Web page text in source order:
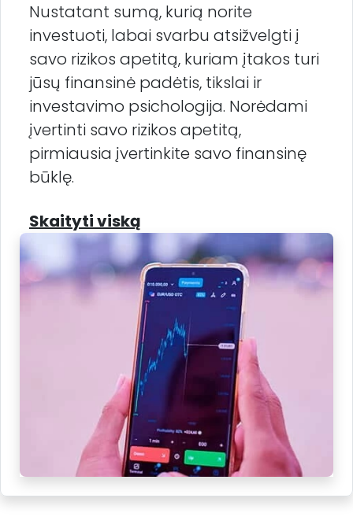
Nustatant sumą, kurią norite
investuoti, labai svarbu atsižvelgti į
savo rizikos apetitą, kuriam įtakos turi
jūsų finansinė padėtis, tikslai ir
investavimo psichologija. Norėdami
įvertinti savo rizikos apetitą,
pirmiausia įvertinkite savo finansinę
būklę.
Skaityti viską